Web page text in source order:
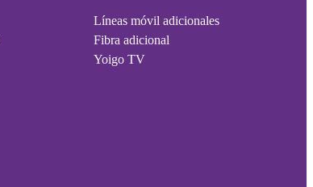
Líneas móvil adicionales
Fibra adicional
Yoigo TV